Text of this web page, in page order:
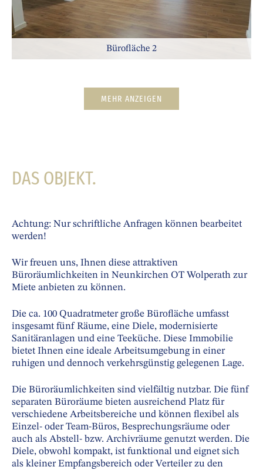
Bürofläche 2
MEHR ANZEIGEN
DAS OBJEKT.
Achtung: Nur schriftliche Anfragen können bearbeitet
werden!
Wir freuen uns, Ihnen diese attraktiven
Büroräumlichkeiten in Neunkirchen OT Wolperath zur
Miete anbieten zu können.
Die ca. 100 Quadratmeter große Bürofläche umfasst
insgesamt fünf Räume, eine Diele, modernisierte
Sanitäranlagen und eine Teeküche. Diese Immobilie
bietet Ihnen eine ideale Arbeitsumgebung in einer
ruhigen und dennoch verkehrsgünstig gelegenen Lage.
Die Büroräumlichkeiten sind vielfältig nutzbar. Die fünf
separaten Büroräume bieten ausreichend Platz für
verschiedene Arbeitsbereiche und können flexibel als
Einzel- oder Team-Büros, Besprechungsräume oder
auch als Abstell- bzw. Archivräume genutzt werden. Die
Diele, obwohl kompakt, ist funktional und eignet sich
als kleiner Empfangsbereich oder Verteiler zu den